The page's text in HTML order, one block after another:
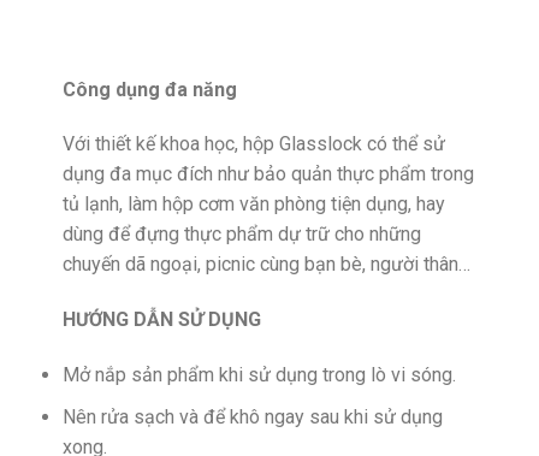
Công dụng đa năng
Với thiết kế khoa học, hộp Glasslock có thể sử
dụng đa mục đích như bảo quản thực phẩm trong
tủ lạnh, làm hộp cơm văn phòng tiện dụng, hay
dùng để đựng thực phẩm dự trữ cho những
chuyến dã ngoại, picnic cùng bạn bè, người thân…
HƯỚNG DẪN SỬ DỤNG
Mở nắp sản phẩm khi sử dụng trong lò vi sóng.
Nên rửa sạch và để khô ngay sau khi sử dụng
xong.